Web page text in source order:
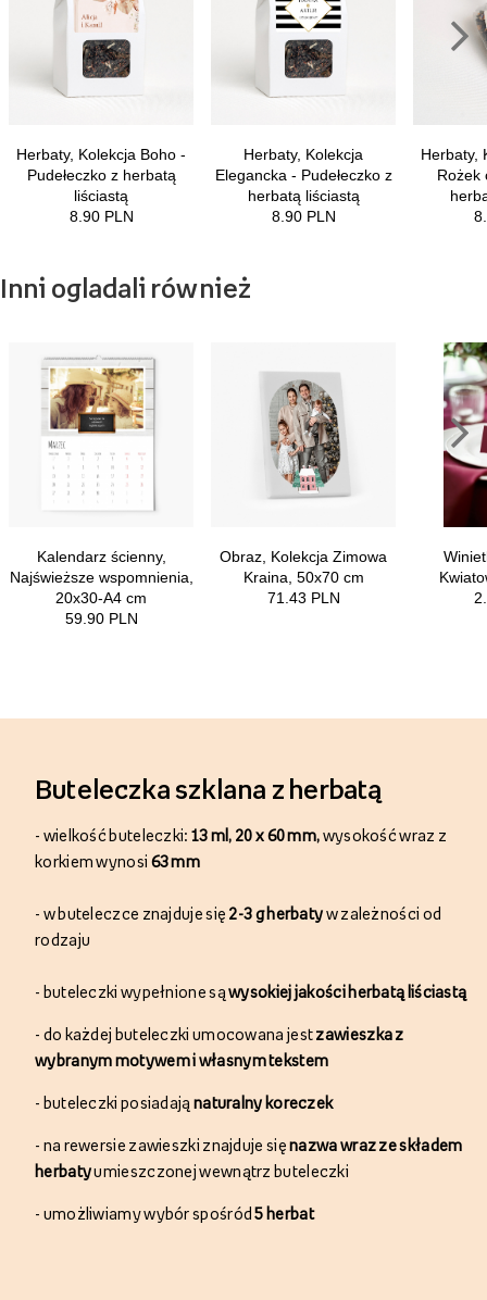
Inni ogladali również
Buteleczkaszklana z herbatą
- wielkość buteleczki: 13 ml, 20 x 60 mm, wysokość wraz z
korkiem wynosi 63 mm
- wbuteleczce znajduje się 2-3 g herbaty w zależności od
rodzaju
- buteleczki wypełnione sąwysokiej jakości herbatą liściastą
- do każdej buteleczki umocowana jest zawieszka z
wybranym motywem i własnym tekstem
- buteleczki posiadają naturalny koreczek
- na rewersie zawieszki znajduje sięnazwa wraz ze składem
herbatyumieszczonej wewnątrz buteleczki
- umożliwiamy wybórspośród5 herbat